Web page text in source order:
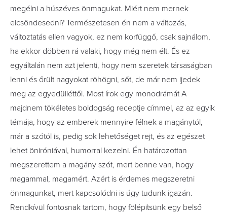
megélni a húszéves önmagukat. Miért nem mernek
elcsöndesedni? Természetesen én nem a változás,
változtatás ellen vagyok, ez nem korfüggő, csak sajnálom,
ha ekkor döbben rá valaki, hogy még nem élt. És ez
egyáltalán nem azt jelenti, hogy nem szeretek társaságban
lenni és őrült nagyokat röhögni, sőt, de már nem ijedek
meg az egyedülléttől. Most írok egy monodrámát A
majdnem tökéletes boldogság receptje címmel, az az egyik
témája, hogy az emberek mennyire félnek a magánytól,
már a szótól is, pedig sok lehetőséget rejt, és az egészet
lehet öniróniával, humorral kezelni. Én határozottan
megszerettem a magány szót, mert benne van, hogy
magammal, magamért. Azért is érdemes megszeretni
önmagunkat, mert kapcsolódni is úgy tudunk igazán.
Rendkívül fontosnak tartom, hogy fölépítsünk egy belső